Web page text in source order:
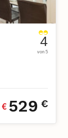
4
von 5
€ 529 €